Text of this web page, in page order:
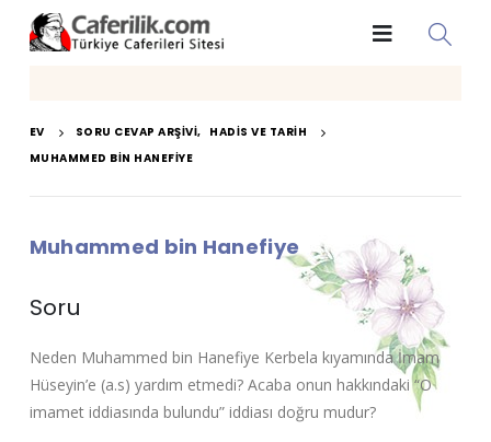
EV SORU CEVAP ARŞIVI, HADIS VE TARIH
MUHAMMED BIN HANEFIYE
Muhammed bin Hanefiye
Soru
Neden Muhammed bin Hanefiye Kerbela kıyamında İmam
Hüseyin’e (a.s) yardım etmedi? Acaba onun hakkındaki “O
imamet iddiasında bulundu” iddiası doğru mudur?